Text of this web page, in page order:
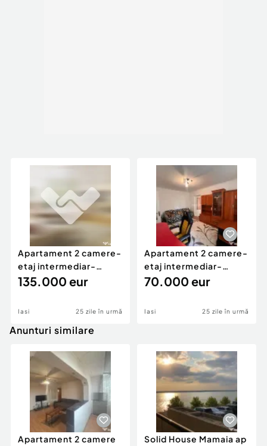
Apartament 2 camere-
etaj intermediar-
Tătărași-Bloc nou
135.000 eur
Iasi 25 zile în urmă
Apartament 2 camere-
etaj intermediar-
Tătărași, Doi Băie?
70.000 eur
Iasi 25 zile în urmă
Anunturi similare
Apartament 2 camere
Solid House Mamaia ap